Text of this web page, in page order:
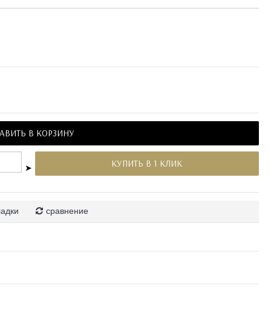
В КОРЗИНУ
➤ КУПИТЬ В 1 КЛИК
сравнение